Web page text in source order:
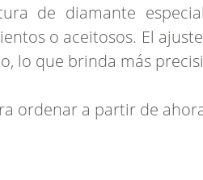
de diamante
o aceitosos. El
lo que brinda más
ordenar a partir de